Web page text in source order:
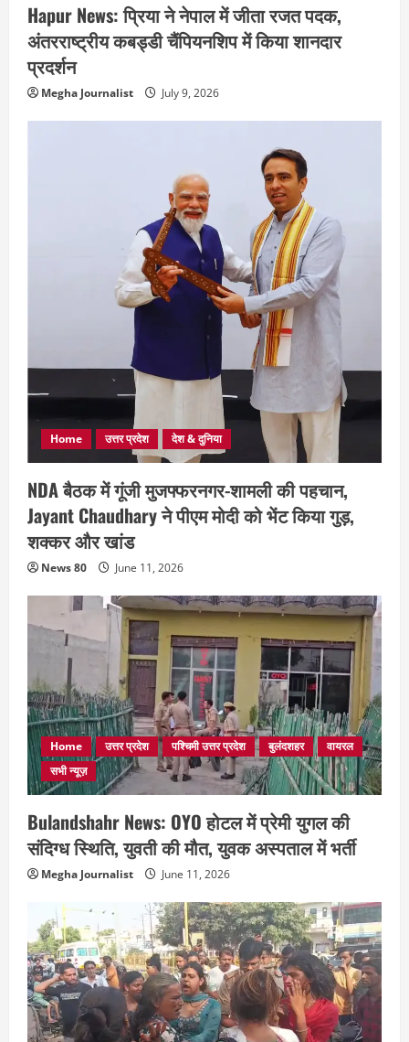
Hapur News: प्रिया ने नेपाल में जीता रजत पदक,
अंतरराष्ट्रीय कबड्डी चैंपियनशिप में किया शानदार
प्रदर्शन
Megha Journalist July 9, 2026
Home उत्तर प्रदेश देश & दुनिया
NDA बैठक में गूंजी मुजफ्फरनगर-शामली की पहचान,
Jayant Chaudhary ने पीएम मोदी को भेंट किया गुड़,
शक्कर और खांड
News 80 June 11, 2026
Home उत्तर प्रदेश पश्चिमी उत्तर प्रदेश बुलंदशहर
वायरल
सभी न्यूज़
Bulandshahr News: OYO होटल में प्रेमी युगल की
संदिग्ध स्थिति, युवती की मौत, युवक अस्पताल में भर्ती
Megha Journalist June 11, 2026